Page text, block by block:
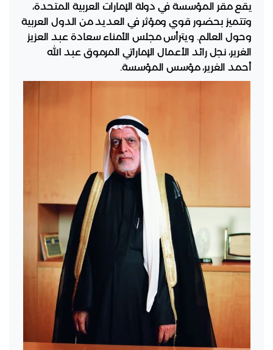
يقع مقر المؤسسة في دولة الإمارات العربية المتحدة،
وتتميز بحضور قوي ومؤثر في العديد من الدول العربية
وحول العالم. ويترأس مجلس الأمناء سعادة عبد العزيز
الغرير، نجل رائد الأعمال الإماراتي المرموق عبد الله
أحمد الغرير، مؤسس المؤسسة.